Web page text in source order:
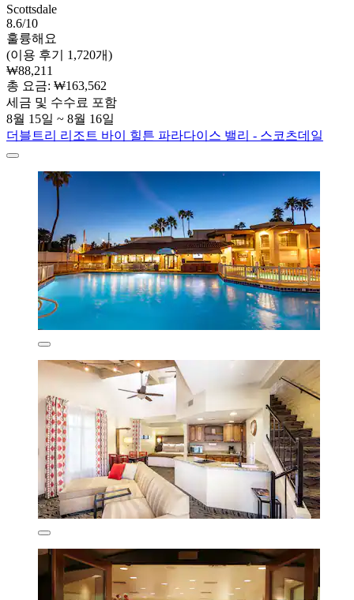
Scottsdale
8.6/10
훌륭해요
(이용 후기 1,720개)
₩88,211
총 요금: ₩163,562
세금 및 수수료 포함
8월 15일 ~ 8월 16일
더블트리 리조트 바이 힐튼 파라다이스 밸리 - 스코츠데일